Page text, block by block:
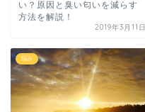
い？原因と臭い匂いを減らす
方法を解説！
2019年3月11日
悩み